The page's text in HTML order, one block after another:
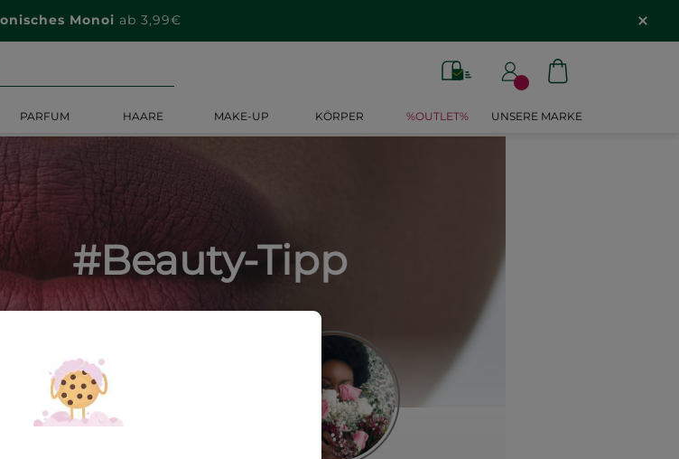
Monoi ab 3,99€
PARFUM HAARE MAKE-UP KÖRPER %OUTLET% UNSERE MARKE
#Beauty-Tipp